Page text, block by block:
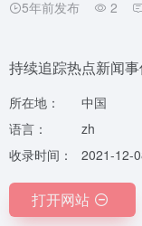
5年前发布 2
持续追踪热点新闻
所在地：
中国
语言：
zh
收录时间：
2021-12-
打开网站